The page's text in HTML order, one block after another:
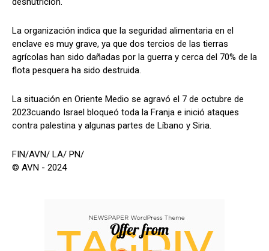
La organización indica que la seguridad alimentaria en el
enclave es muy grave, ya que dos tercios de las tierras
agrícolas han sido dañadas por la guerra y cerca del 70% de la
flota pesquera ha sido destruida.
La situación en Oriente Medio se agravó el 7 de octubre de
2023cuando Israel bloqueó toda la Franja e inició ataques
contra palestina y algunas partes de Líbano y Siria.
FIN/AVN/ LA/ PN/
© AVN - 2024